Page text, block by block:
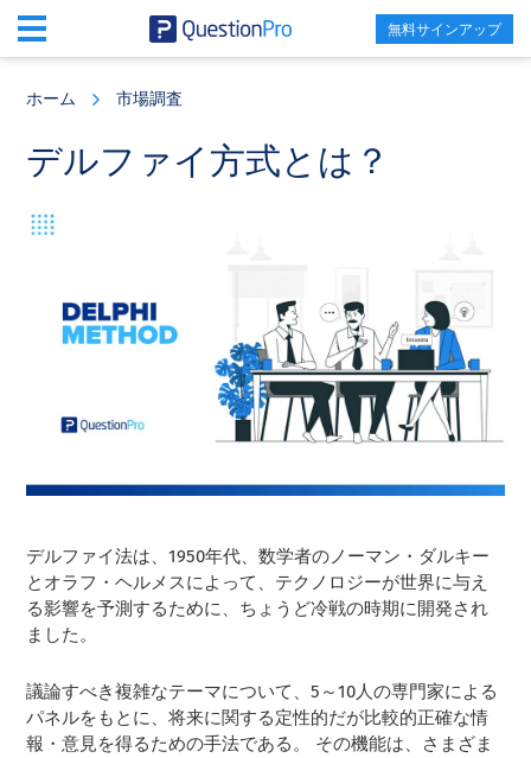
content
sidebar
無料サインアップ
ホーム 市場調査
デルファイ方式とは？
デルファイ法は、1950年代、数学者のノーマン・ダルキー
とオラフ・ヘルメスによって、テクノロジーが世界に与え
る影響を予測するために、ちょうど冷戦の時期に開発され
ました。
議論すべき複雑なテーマについて、5～10人の専門家による
パネルをもとに、将来に関する定性的だが比較的正確な情
報・意見を得るための手法である。 その機能は、さまざま